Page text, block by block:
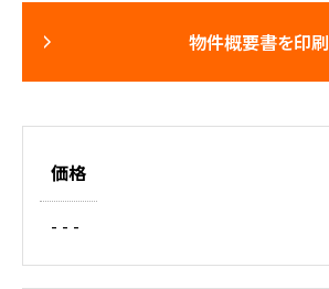
物件概要書を印刷
価格
- - -